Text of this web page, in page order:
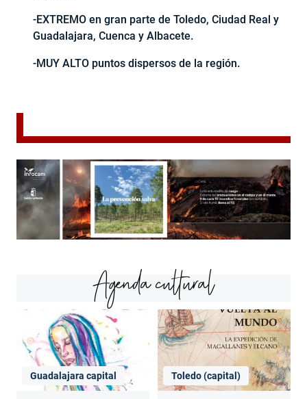
-EXTREMO en gran parte de Toledo, Ciudad Real y
Guadalajara, Cuenca y Albacete.
-MUY ALTO puntos dispersos de la región.
Agenda cultural
Guadalajara capital Toledo (capital)